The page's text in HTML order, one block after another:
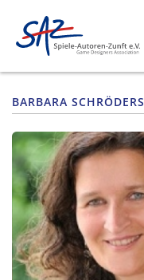
BARBARA SCHRÖDERS